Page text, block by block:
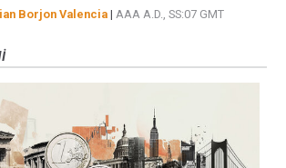
Borjon Valencia| AAA A.D., SS:07 GMT